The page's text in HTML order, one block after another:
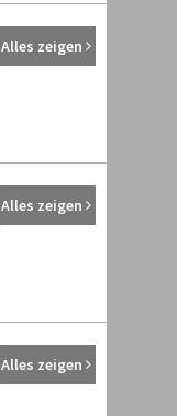
Alles zeigen
Alles zeigen
Alles zeigen